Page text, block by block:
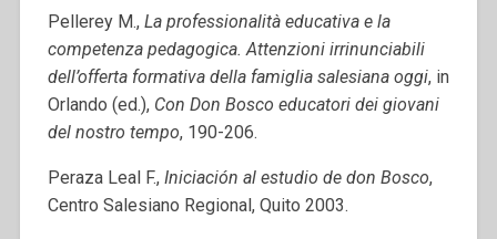
Pellerey M., La professionalità educativa e la
competenza pedagogica. Attenzioni irrinunciabili
dell’offerta formativa della famiglia salesiana oggi, in
Orlando (ed.), Con Don Bosco educatori dei giovani
del nostro tempo, 190-206.
Peraza Leal F., Iniciación al estudio de don Bosco,
Centro Salesiano Regional, Quito 2003.